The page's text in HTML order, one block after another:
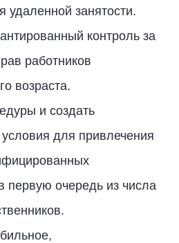
удаленной занятости.
контроль за
работников
возраста.
и создать
для привлечения
первую очередь из числа